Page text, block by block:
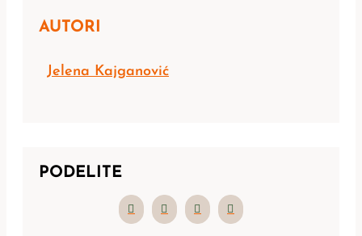
AUTORI
Jelena Kajganović
PODELITE